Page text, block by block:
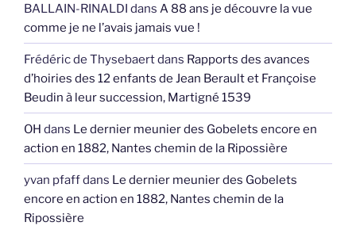
BALLAIN-RINALDI dans A 88 ans je découvre la vue
comme je ne l’avais jamais vue !
Frédéric de Thysebaertdans Rapports des avances
d’hoiries des 12 enfants de Jean Berault et Françoise
Beudin à leur succession, Martigné 1539
OH dans Le dernier meunier des Gobelets encore en
action en 1882, Nantes chemin de la Ripossière
yvan pfaffdans Le dernier meunier des Gobelets
encore en action en 1882, Nantes chemin de la
Ripossière